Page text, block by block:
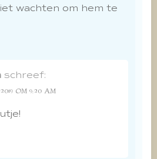
wachten om hem te
schreef:
OM 9:20 AM